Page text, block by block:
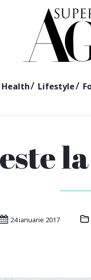
Health Lifestyle
24 ianuarie 2017